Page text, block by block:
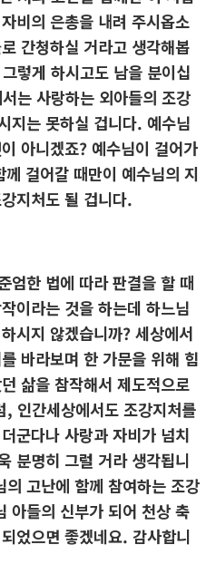
비의 은총을 내려 주시옵소
간청하실 거라고 생각해봅
렇게 하시고도 남을 분이십
는 사랑하는 외아들의 조강
지는 못하실 겁니다. 예수님
아니겠죠? 예수님이 걸어가
걸어갈 때만이 예수님의 지
지처도 될 겁니다.
엄한 법에 따라 판결을 할 때
이라는 것을 하는데 하느님
시지 않겠습니까? 세상에서
바라보며 한 가문을 위해 힘
삶을 참작해서 제도적으로
인간세상에서도 조강지처를
군다나 사랑과 자비가 넘치
분명히 그럴 거라 생각됩니
고난에 함께 참여하는 조강
아들의 신부가 되어 천상 축
었으면 좋겠네요. 감사합니